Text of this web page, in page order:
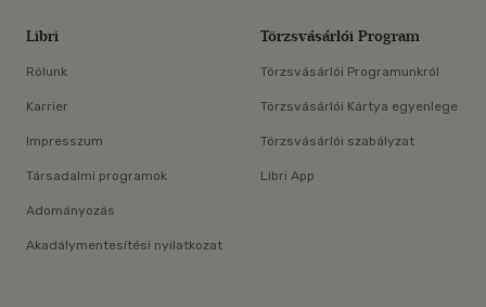
Libri
Rólunk
Karrier
Impresszum
Társadalmi programok
Adományozás
Akadálymentesítési nyilatkozat
Törzsvásárlói Program
Törzsvásárlói Programunkról
Törzsvásárlói Kártya egyenlege
Törzsvásárlói szabályzat
Libri App